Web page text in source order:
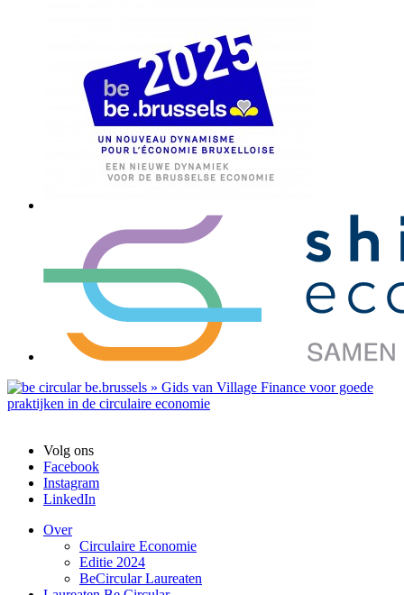
Volg ons
Facebook
Instagram
LinkedIn
Over
Circulaire Economie
Editie 2024
BeCircular Laureaten